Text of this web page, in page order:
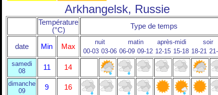
Arkhangelsk, Russie
Température
(°C)
Type de temps
date Min Max
nuit matin après-midi
soir
00-03 03-06 06-09 09-12 12-15 15-18 18-21
samedi
08
11 14
dimanche
09
9 16